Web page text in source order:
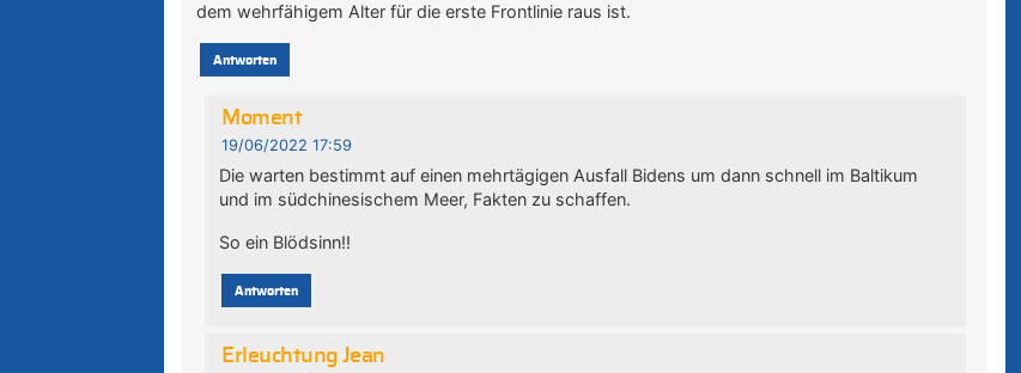
dem wehrfähigem Alter für die erste Frontlinie raus ist.
Antworten
Moment
19/06/2022 17:59
Die warten bestimmt auf einen mehrtägigen Ausfall Bidens um dann schnell im Baltikum
und im südchinesischem Meer, Fakten zu schaffen.
So ein Blödsinn!!
Antworten
Erleuchtung Jean